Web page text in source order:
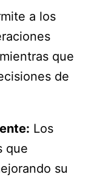
a los
que
de
Los
que
su